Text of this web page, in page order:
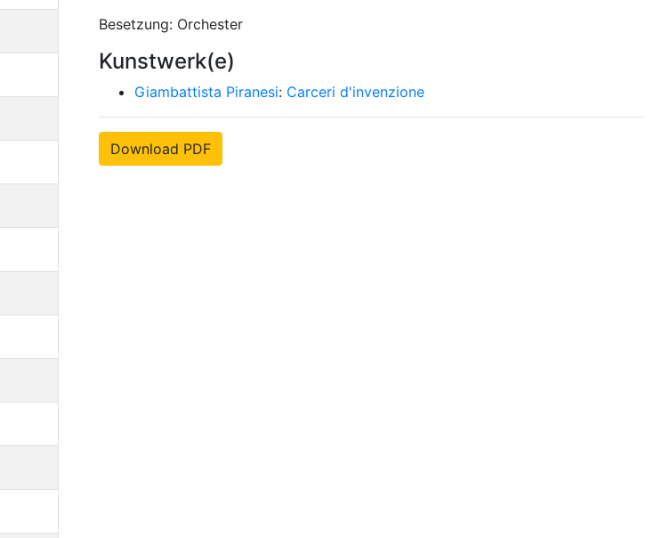
Besetzung: Orchester
Kunstwerk(e)
Giambattista Piranesi: Carceri d'invenzione
Download PDF